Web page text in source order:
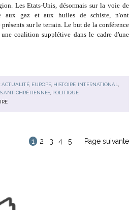
Les Etats-Unis, désormais sur la voie de
aux gaz et aux huiles de schiste, n'ont
sur le terrain. Le but de la conférence
coalition supplétive dans le cadre d'une
ACTUALITÉ, EUROPE, HISTOIRE, INTERNATIONAL
ANTICHRÉTIENNES POLITIQUE
1 2 3 4 5 Page suivante